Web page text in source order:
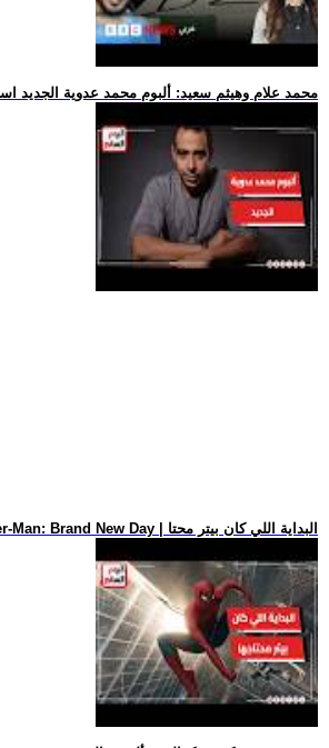
.. محمد علام وهيثم سعيد: ألبوم محمد عدوية الجديد
.. فيلم Spider-Man: Brand New Day | البداية اللي كان بيتر محتا